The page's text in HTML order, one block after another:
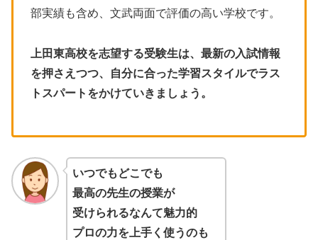
部実績も含め、文武両面で評価の高い学校です。
上田東高校を志望する受験生は、最新の入試情報
を押さえつつ、自分に合った学習スタイルでラス
トスパートをかけていきましょう。
いつでもどこでも
最高の先生の授業が
受けられるなんて魅力的
プロの力を上手く使うのも